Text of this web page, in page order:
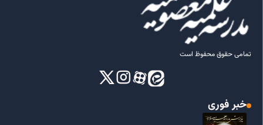
تمامی حقوق محفوظ است
خبر فوری